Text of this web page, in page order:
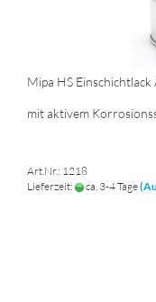
Mipa HS
mit aktivem
Art.Nr.: 1218
Lieferzeit:
ca. 3-4 Tage